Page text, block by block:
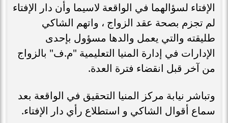
الإفتاء لسؤالهما في الواقعة لاسيما وأن دار الإفتاء
لم تجزم بصحة عقد الزواج ، واتهم الشاكي
طليقته والتي يعمل والدها مسؤول بإحدى
الإدارات في إدارة المنيا التعليمية "م.ف" بالزواج
من آخر قبل انقضاء فترة العدة.
وتباشر نيابة مركز المنيا التحقيق في الواقعة بعد
سماع أقوال الشاكي و استطلاع رأي دار الإفتاء.